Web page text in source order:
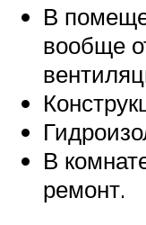
В
вообще
В
ремонт.